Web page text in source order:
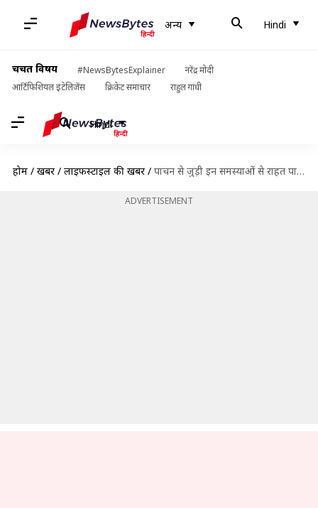
अन्य Hindi
चर्चित विषय #NewsBytesExplainer
नरेंद्र मोदी
आर्टिफिशियल इंटेलिजेंस
क्रिकेट समाचार राहुल गांधी
Hindi
होम / खबरें / लाइफस्टाइल की खबरें / पाचन से जुड़ी इन समस्याओं से राहत पाने के लिए अजवाइन के तेल का करें इस्तेमाल
ADVERTISEMENT